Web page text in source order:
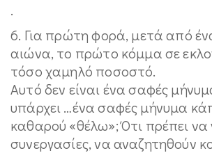
.
6. Για πρώτη φορά, μετά από
αιώνα, το πρώτο κόμμα σε
τόσο χαμηλό ποσοστό.
Αυτό δεν είναι ένα σαφές
υπάρχει …ένα σαφές μήνυμα
καθαρού «θέλω»; Ότι πρέπει να
συνεργασίες, να αναζητηθούν